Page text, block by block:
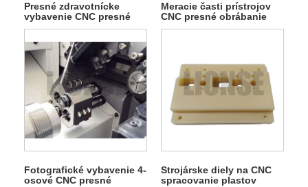
Presné zdravotnícke
vybavenie CNC presné
obrábanie dielov
Meracie časti prístrojov
CNC presné obrábanie
dielov
Fotografické vybavenie 4-
osové CNC presné
Strojárske diely na CNC
spracovanie plastov